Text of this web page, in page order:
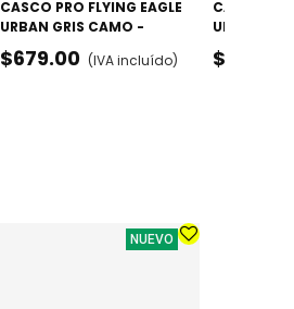
CASCO PRO FLYING EAGLE
URBAN GRIS CAMO -
AJUSTABLE
$679.00 (IVA incluído)
CASCO
URBAN
AJUSTABLE
$679.00
NUEVO